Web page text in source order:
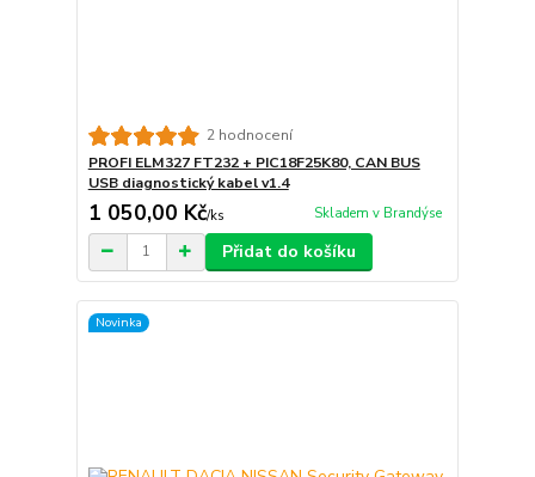
2 hodnocení
PROFI ELM327 FT232 + PIC18F25K80, CAN BUS
USB diagnostický kabel v1.4
1 050,00 Kč/ks Skladem v Brandýse
Přidat do košíku
Novinka